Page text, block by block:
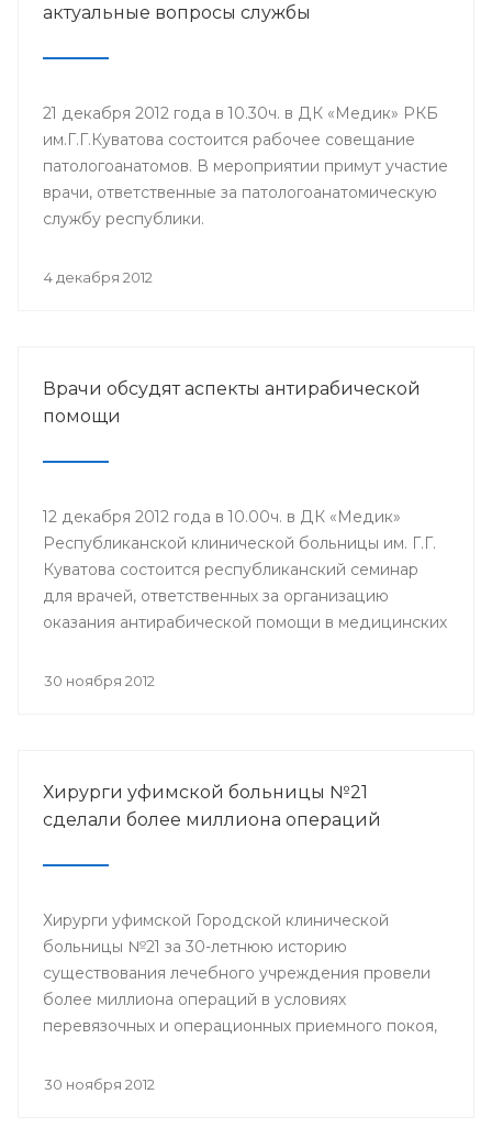
актуальные вопросы службы
21 декабря 2012 года в 10.30ч. в ДК «Медик» РКБ
им.Г.Г.Куватова состоится рабочее совещание
патологоанатомов. В мероприятии примут участие
врачи, ответственные за патологоанатомическую
службу республики.
4 декабря 2012
Врачи обсудят аспекты антирабической
помощи
12 декабря 2012 года в 10.00ч. в ДК «Медик»
Республиканской клинической больницы им. Г.Г.
Куватова состоится республиканский семинар
для врачей, ответственных за организацию
оказания антирабической помощи в медицинских
организовано Минздравом РБ с целью
30 ноября 2012
Хирурги уфимской больницы №21
сделали более миллиона операций
Хирурги уфимской Городской клинической
больницы №21 за 30-летнюю историю
существования лечебного учреждения провели
более миллиона операций в условиях
перевязочных и операционных приемного покоя,
вмешательств.
30 ноября 2012